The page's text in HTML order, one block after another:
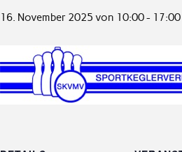
16. November 2025 von 10:00- 17:00